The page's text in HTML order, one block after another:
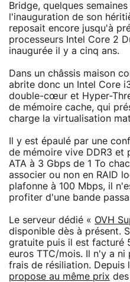
Bridge, quelques
l'inauguration de son
reposait encore jusqu'à
processeurs Intel Core 2
inaugurée il y a cinq ans.
Dans un châssis maison
abrite donc un Intel Core
double-cœur et Hyper-
de mémoire cache, qui
charge la virtualisation
Il y est épaulé par une
de mémoire vive DDR3 et
ATA à 3 Gbps de 1 To
associer ou non en RAID
plafonne à 100 Mbps, il
profiter d'une bande
Le serveur dédié « OVH
disponible dès à présent.
gratuite puis il est facturé
euros TTC/mois. Il n'y a ni
frais de résiliation. Depuis
propose au même prix